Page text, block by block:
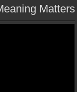
Matters